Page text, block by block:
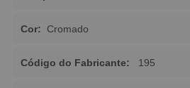
Cor: Cromado
Código do Fabricante: 195